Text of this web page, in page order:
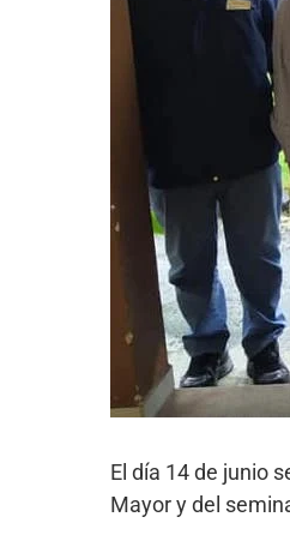
El día 14 de junio
Mayor y del